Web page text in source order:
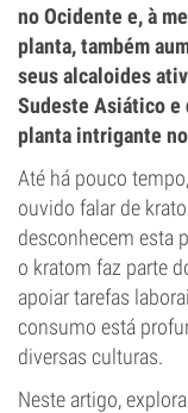
no Ocidente e, à
planta, também
seus alcaloides
Sudeste Asiático e
planta intrigante
Até há pouco
ouvido falar de
desconhecem esta
o kratom faz parte
apoiar tarefas
consumo está
diversas culturas.
Neste artigo,